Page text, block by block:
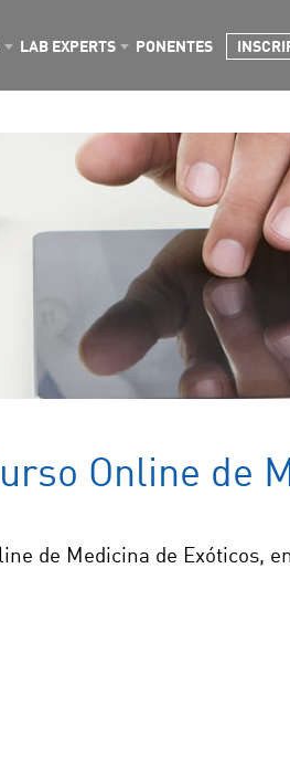
LAB EXPERTS PONENTES
Online de
de Medicina de Exóticos,